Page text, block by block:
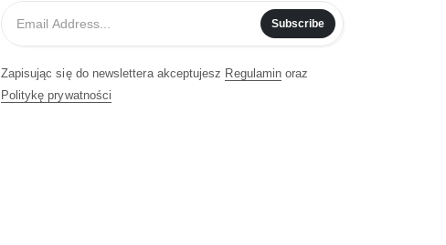
Subscribe
Zapisując się do newslettera akceptujesz Regulamin oraz
Politykę prywatności